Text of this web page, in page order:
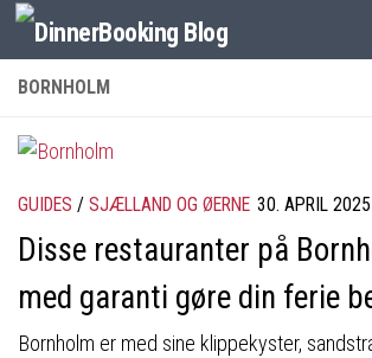
BORNHOLM
GUIDES / SJÆLLAND OG ØERNE 30. APRIL 2025
Disse restauranter på
med garanti gøre din ferie
Bornholm er med sine klippekyster,